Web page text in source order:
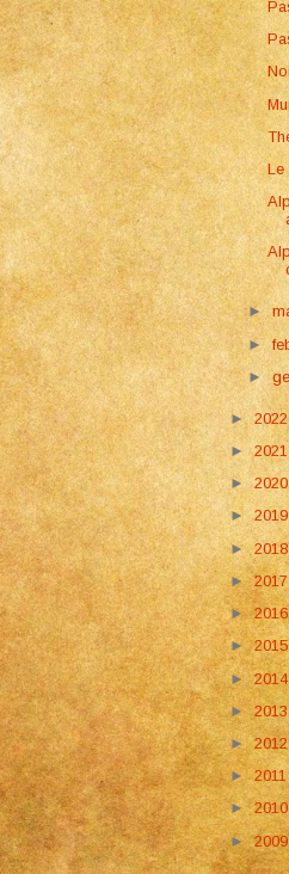
Le
►
►
►
►2022
►2021
►
►2019
►
►2017
►
►
►
►2013
►2012
► 2011
►
►